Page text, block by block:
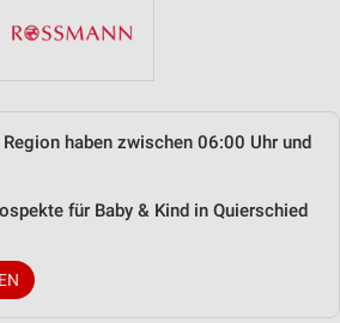
haben zwischen 06:00 Uhr und
für Baby & Kind in Quierschied